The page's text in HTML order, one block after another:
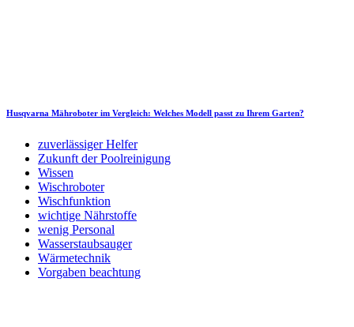
Husqvarna Mähroboter im Vergleich: Welches Modell passt zu Ihrem Garten?
zuverlässiger Helfer
Zukunft der Poolreinigung
Wissen
Wischroboter
Wischfunktion
wichtige Nährstoffe
wenig Personal
Wasserstaubsauger
Wärmetechnik
Vorgaben beachtung